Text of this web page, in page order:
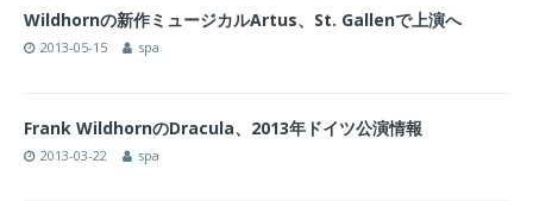
Wildhornの新作ミュージカルArtus、St. Gallenで上演へ
2013-05-15 spa
Frank WildhornのDracula、2013年ドイツ公演情報
2013-03-22 spa